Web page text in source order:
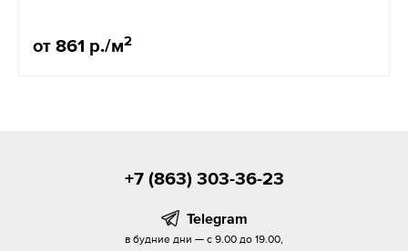
от 861 р./м2
+7 (863) 303-36-23
Telegram
в будние дни — с 9.00 до 19.00,